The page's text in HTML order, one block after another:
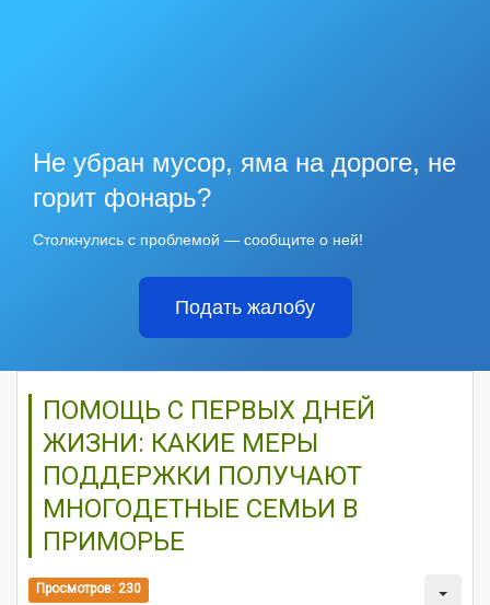
Не убран мусор, яма на дороге, не
горит фонарь?
Столкнулись с проблемой — сообщите о ней!
Подать жалобу
ПОМОЩЬ С ПЕРВЫХ ДНЕЙ
ЖИЗНИ: КАКИЕ МЕРЫ
ПОДДЕРЖКИ ПОЛУЧАЮТ
МНОГОДЕТНЫЕ СЕМЬИ В
ПРИМОРЬЕ
Просмотров: 230